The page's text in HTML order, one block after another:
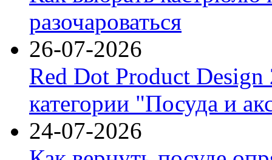
разочароваться
26-07-2026
Red Dot Product Design
категории "Посуда и
24-07-2026